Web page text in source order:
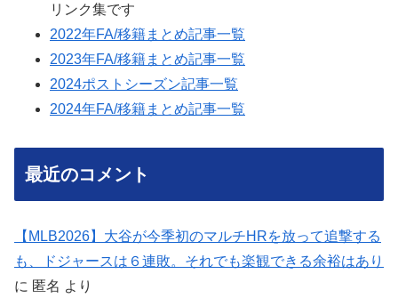
リンク集です
2022年FA/移籍まとめ記事一覧
2023年FA/移籍まとめ記事一覧
2024ポストシーズン記事一覧
2024年FA/移籍まとめ記事一覧
最近のコメント
【MLB2026】大谷が今季初のマルチHRを放って追撃する
も、ドジャースは６連敗。それでも楽観できる余裕はあり
に 匿名 より